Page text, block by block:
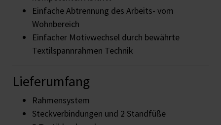
Einfache Abtrennung des Arbeits- vom
Wohnbereich
Einfacher Motivwechsel durch bewährte
Textilspannrahmen Technik
Lieferumfang
Rahmensystem
Steckverbindungen und 2 Standfüße